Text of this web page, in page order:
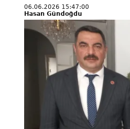
06.06.2026 15:47:00
Hasan Gündoğdu